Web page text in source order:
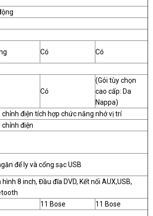
Có Có
Có
(Gói tùy chọn
cao cấp: Da
Nappa)
chỉnh điện tích hợp chức năng nhớ vị trí
chỉnh điện
để ly và cổng sạc USB
hình 8 inch, Đầu đĩa DVD, Kết nối AUX,USB,
11 Bose
11 Bose